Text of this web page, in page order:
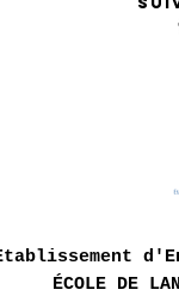
ÉCOLE DE